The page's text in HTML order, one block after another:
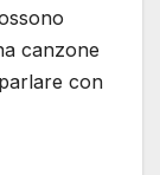
canzone
con